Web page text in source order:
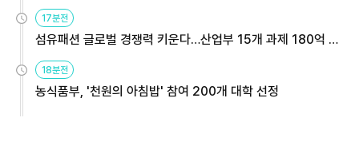
17분전
섬유패션 글로벌 경쟁력 키운다…산업부 15개 과제 180억 지
18분전
농식품부, '천원의 아침밥' 참여 200개 대학 선정